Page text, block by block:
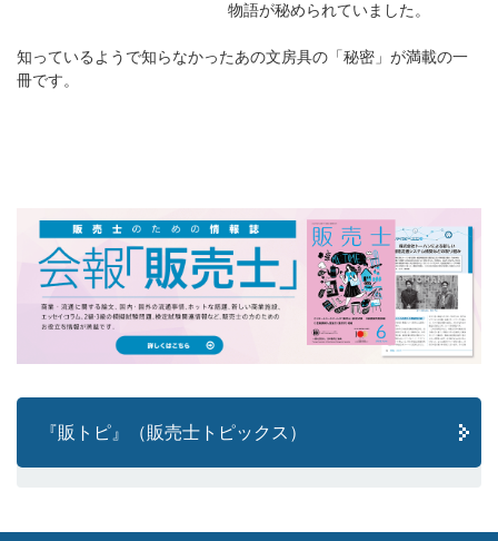
物語が秘められていました。
知っているようで知らなかったあの文房具の「秘密」が満載の一
冊です。
『販トピ』（販売士トピックス）